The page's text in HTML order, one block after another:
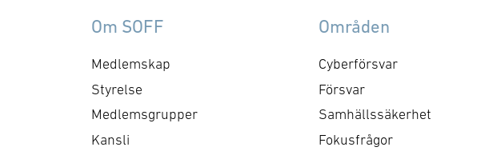
Om SOFF
Medlemskap
Styrelse
Medlemsgrupper
Kansli
Områden
Cyberförsvar
Försvar
Samhällssäkerhet
Fokusfrågor